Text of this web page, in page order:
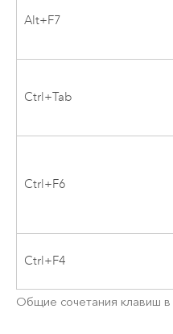
Alt+F7
Ctrl+Tab
Ctrl+F6
Ctrl+F4
Общие сочетания клавиш в